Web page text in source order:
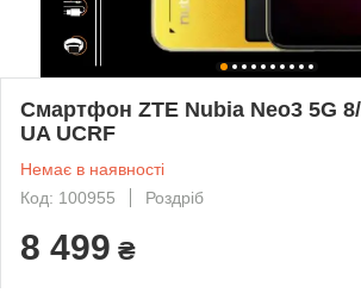
Смартфон ZTE Nubia Neo3 5G
UA UCRF
Немає в наявності
Код: 100955
Роздріб
8 499 ₴